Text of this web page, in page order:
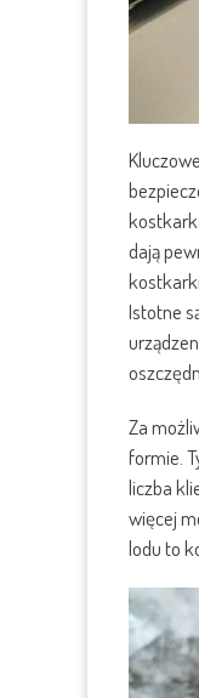
dają
Istotne
Za
formie.
liczba
więcej
lodu to